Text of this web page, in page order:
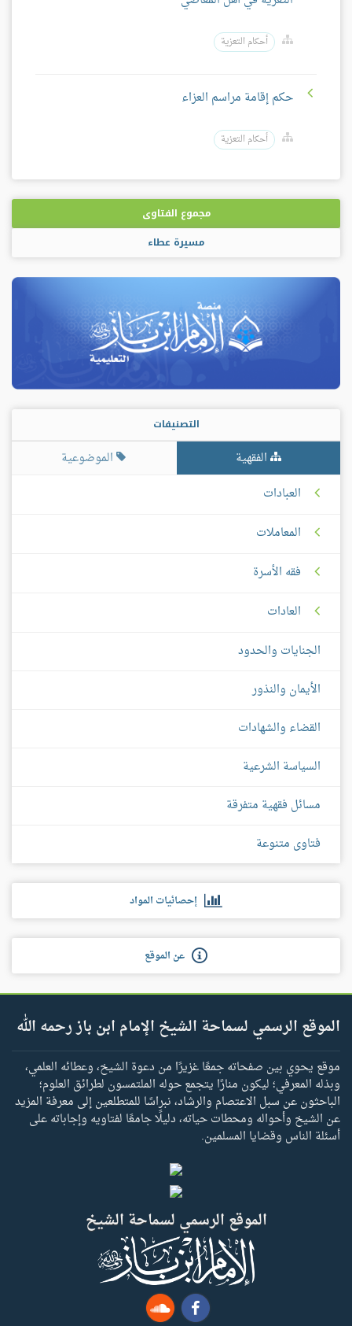
أحكام التعزية
حكم إقامة مراسم العزاء
أحكام التعزية
مجموع الفتاوى
مسيرة عطاء
التصنيفات
الفقهية
الموضوعية
العبادات
المعاملات
فقه الأسرة
العادات
الجنايات والحدود
الأيمان والنذور
القضاء والشهادات
السياسة الشرعية
مسائل فقهية متفرقة
فتاوى متنوعة
إحصائيات المواد
عن الموقع
الموقع الرسمي لسماحة الشيخ الإمام ابن باز رحمه الله
موقع يحوي بين صفحاته جمعًا غزيرًا من دعوة الشيخ، وعطائه العلمي،
وبذله المعرفي؛ ليكون منارًا يتجمع حوله الملتمسون لطرائق العلوم؛
الباحثون عن سبل الاعتصام والرشاد، نبراسًا للمتطلعين إلى معرفة المزيد
عن الشيخ وأحواله ومحطات حياته، دليلًا جامعًا لفتاويه وإجاباته على
أسئلة الناس وقضايا المسلمين.
الموقع الرسمي لسماحة الشيخ